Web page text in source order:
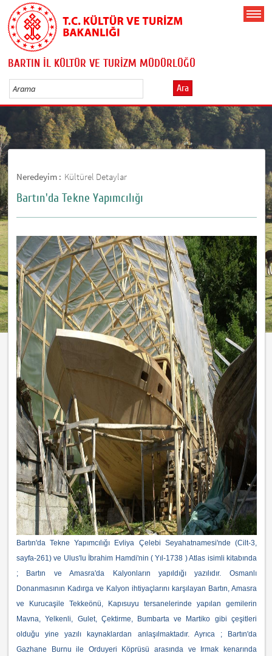
BARTIN İL KÜLTÜR VE TURİZM MÜDÜRLÜĞÜ
Ara
Neredeyim : Kültürel Detaylar
Bartın'da Tekne Yapımcılığı
Bartın'da Tekne Yapımcılığı Evliya Çelebi Seyahatnamesi'nde (Cilt-3,
sayfa-261) ve Ulus'lu İbrahim Hamdi'nin ( Yıl-1738 ) Atlas isimli kitabında
; Bartın ve Amasra'da Kalyonların yapıldığı yazılıdır. Osmanlı
Donanmasının Kadırga ve Kalyon ihtiyaçlarını karşılayan Bartın, Amasra
ve Kurucaşile Tekkeönü, Kapısuyu tersanelerinde yapılan gemilerin
Mavna, Yelkenli, Gulet, Çektirme, Bumbarta ve Martiko gibi çeşitleri
olduğu yine yazılı kaynaklardan anlaşılmaktadır. Ayrıca ; Bartın'da
Gazhane Burnu ile Orduyeri Köprüsü arasında ve Irmak kenarında